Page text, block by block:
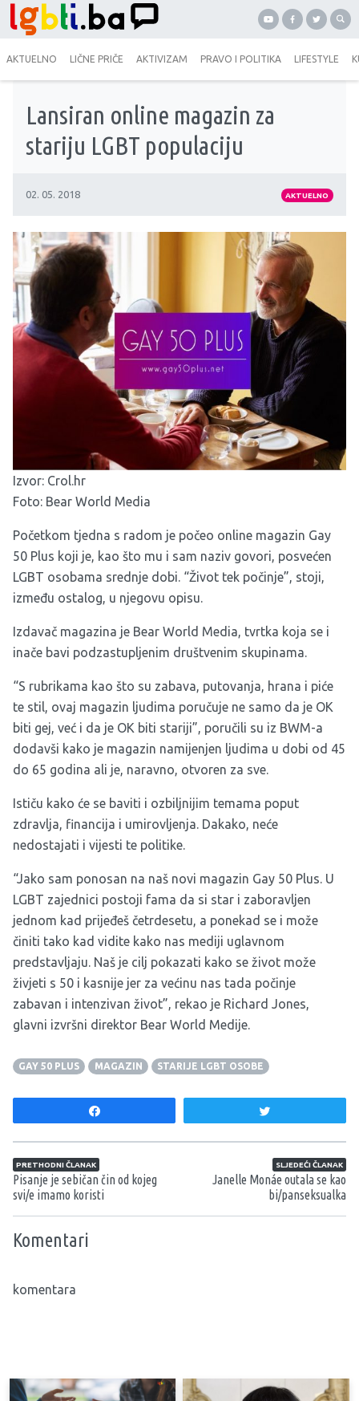
AKTUELNO LIČNE PRIČE AKTIVIZAM PRAVO I POLITIKA LIFESTYLE
Lansiran online magazin za
stariju LGBT populaciju
02. 05. 2018 AKTUELNO
Izvor: Crol.hr
Foto: Bear World Media
Početkom tjedna s radom je počeo online magazin Gay
50 Plus koji je, kao što mu i sam naziv govori, posvećen
LGBT osobama srednje dobi. “Život tek počinje”, stoji,
između ostalog, u njegovu opisu.
Izdavač magazina je Bear World Media, tvrtka koja se i
inače bavi podzastupljenim društvenim skupinama.
“S rubrikama kao što su zabava, putovanja, hrana i piće
te stil, ovaj magazin ljudima poručuje ne samo da je OK
biti gej, već i da je OK biti stariji”, poručili su iz BWM-a
dodavši kako je magazin namijenjen ljudima u dobi od 45
do 65 godina ali je, naravno, otvoren za sve.
Ističu kako će se baviti i ozbiljnijim temama poput
zdravlja, financija i umirovljenja. Dakako, neće
nedostajati i vijesti te politike.
“Jako sam ponosan na naš novi magazin Gay 50 Plus. U
LGBT zajednici postoji fama da si star i zaboravljen
jednom kad prijeđeš četrdesetu, a ponekad se i može
činiti tako kad vidite kako nas mediji uglavnom
predstavljaju. Naš je cilj pokazati kako se život može
živjeti s 50 i kasnije jer za većinu nas tada počinje
zabavan i intenzivan život”, rekao je Richard Jones,
glavni izvršni direktor Bear World Medije.
GAY 50 PLUS MAGAZIN STARIJE LGBT OSOBE
Navigacija članaka
PRETHODNI ČLANAK
Pisanje je sebičan čin od kojeg
svi/e imamo koristi
SLJEDEĆI ČLANAK
Janelle Monáe outala se kao
bi/panseksualka
Komentari
komentara